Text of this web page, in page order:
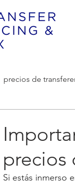
precios de
precios
Si estás inmerso